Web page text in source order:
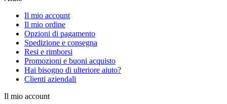
Il mio account
Il mio ordine
Opzioni di pagamento
Spedizione e consegna
Resi e rimborsi
Promozioni e buoni acquisto
Hai bisogno di ulteriore aiuto?
Clienti aziendali
Il mio account